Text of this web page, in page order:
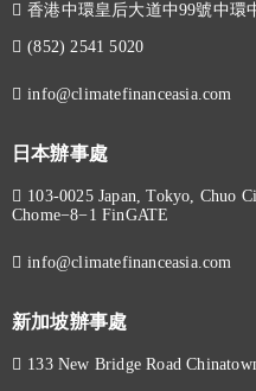
香港中環皇后大道中99號中環
(852) 2541 5020
info@climatefinanceasia.com
日本辦事處
103-0025 Japan, Tokyo, Chuo
Chome−8−1 FinGATE
info@climatefinanceasia.com
新加坡辦事處
133 New Bridge Road